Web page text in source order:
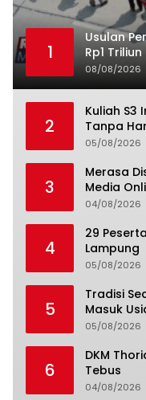
1
Usulan
Rp1 Triliun
08/08/2026
2
Kuliah S3
Tanpa
05/08/2026
3
Merasa
Media
04/08/2026
4
29 Peserta
Lampung
05/08/2026
5
Tradisi
Masuk
05/08/2026
6
DKM
Tebus
04/08/2026